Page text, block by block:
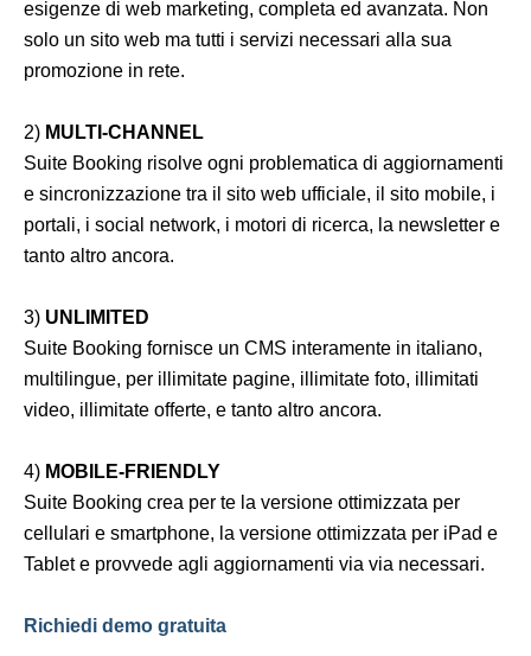
esigenze di web marketing, completa ed avanzata. Non
solo un sito web ma tutti i servizi necessari alla sua
promozione in rete.
2) MULTI-CHANNEL
Suite Booking risolve ogni problematica di aggiornamenti
e sincronizzazione tra il sito web ufficiale, il sito mobile, i
portali, i social network, i motori di ricerca, la newsletter e
tanto altro ancora.
3) UNLIMITED
Suite Booking fornisce un CMS interamente in italiano,
multilingue, per illimitate pagine, illimitate foto, illimitati
video, illimitate offerte, e tanto altro ancora.
4) MOBILE-FRIENDLY
Suite Booking crea per te la versione ottimizzata per
cellulari e smartphone, la versione ottimizzata per iPad e
Tablet e provvede agli aggiornamenti via via necessari.
Richiedi demo gratuita